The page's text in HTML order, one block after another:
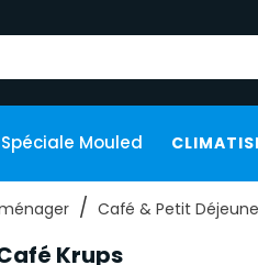
Spéciale Mouled
Café & Petit
Krups